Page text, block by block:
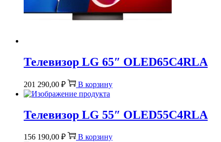
Телевизор LG 65″ OLED65C4RLA
201 290,00 ₽ В корзину
Телевизор LG 55″ OLED55C4RLA
156 190,00 ₽ В корзину